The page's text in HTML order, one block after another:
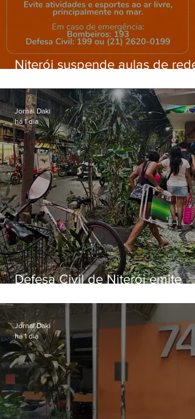
Niterói suspende aulas de rede
ventos fortes nesta sexta (7)
Defesa Civil de Niterói emite
sexta-feira (07)
Jornal Daki
há 1 dia
Jornal Daki
há 1 dia